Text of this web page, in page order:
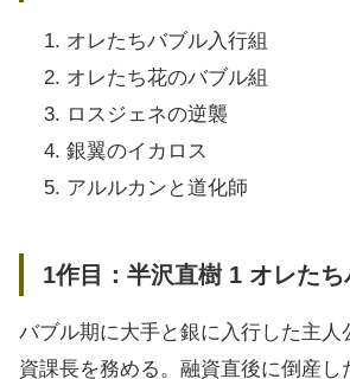
オレたちバブル入行組
オレたち花のバブル組
ロスジェネの逆襲
銀翼のイカロス
アルルカンと道化師
1作目：半沢直樹 1 オレたち
バブル期に大手と銀に入行した主人
資課長を務める。融資直後に倒産し